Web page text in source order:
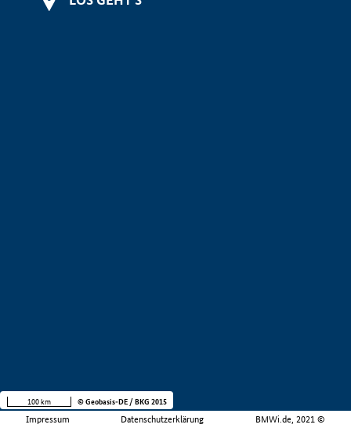
Impressum Datenschutzerklärung BMWi.de, 2021 ©
100 km © Geobasis-DE / BKG 2015